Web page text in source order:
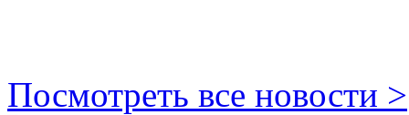
Посмотреть все новости >